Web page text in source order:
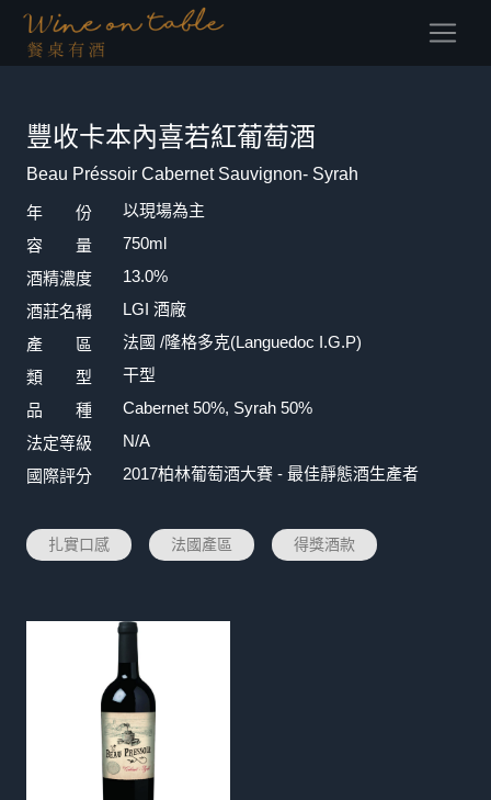
(current)
豐收卡本內喜若紅葡萄酒
Beau Préssoir Cabernet Sauvignon- Syrah
年 份
以現場為主
容 量
750ml
酒精濃度
13.0%
酒莊名稱
LGI 酒廠
產 區
法國 /隆格多克(Languedoc I.G.P)
類 型
干型
品 種
Cabernet 50%, Syrah 50%
法定等級
N/A
國際評分
2017柏林葡萄酒大賽 - 最佳靜態酒生產者
扎實口感 法國產區 得獎酒款